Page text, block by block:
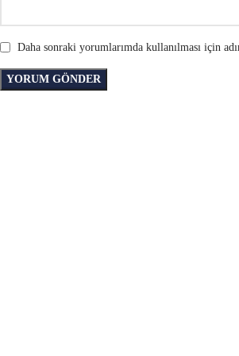
Daha sonraki yorumlarımda kullanılması için